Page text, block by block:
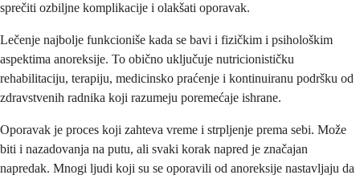
sprečiti ozbiljne komplikacije i olakšati oporavak.
Lečenje najbolje funkcioniše kada se bavi i fizičkim i psihološkim
aspektima anoreksije. To obično uključuje nutricionističku
rehabilitaciju, terapiju, medicinsko praćenje i kontinuiranu podršku od
zdravstvenih radnika koji razumeju poremećaje ishrane.
Oporavak je proces koji zahteva vreme i strpljenje prema sebi. Može
biti i nazadovanja na putu, ali svaki korak napred je značajan
napredak. Mnogi ljudi koji su se oporavili od anoreksije nastavljaju da